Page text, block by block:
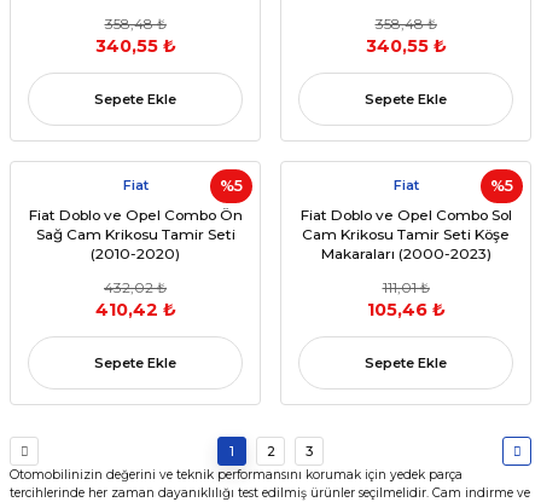
358,48 ₺
340,55 ₺
Sepete Ekle
358,48 ₺
340,55 ₺
Sepete Ekle
%5
Fiat
Fiat Doblo ve Opel Combo Ön
Sağ Cam Krikosu Tamir Seti
(2010-2020)
432,02 ₺
410,42 ₺
Sepete Ekle
%5
Fiat
Fiat Doblo ve Opel Combo Sol
Cam Krikosu Tamir Seti Köşe
Makaraları (2000-2023)
111,01 ₺
105,46 ₺
Sepete Ekle
1 2 3
Otomobilinizin değerini ve teknik performansını korumak için yedek parça
tercihlerinde her zaman dayanıklılığı test edilmiş ürünler seçilmelidir. Cam indirme ve